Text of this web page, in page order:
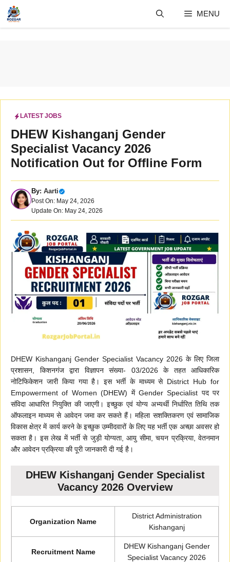
Skip
content
MENU
LATEST JOBS
DHEW Kishanganj Gender
Specialist Vacancy 2026
Notification Out for Offline Form
By: Aarti
Post On: May 24, 2026
Update On: May 24, 2026
DHEW Kishanganj Gender Specialist Vacancy 2026 के लिए जिला
प्रशासन, किशनगंज द्वारा विज्ञापन संख्या- 03/2026 के तहत आधिकारिक
नोटिफिकेशन जारी किया गया है। इस भर्ती के माध्यम से District Hub for
Empowerment of Women (DHEW) में Gender Specialist पद पर
संविदा आधारित नियुक्ति की जाएगी। इच्छुक एवं योग्य अभ्यर्थी निर्धारित तिथि तक
ऑफलाइन माध्यम से आवेदन जमा कर सकते हैं। महिला सशक्तिकरण एवं सामाजिक
विकास क्षेत्र में कार्य करने के इच्छुक उम्मीदवारों के लिए यह भर्ती एक अच्छा अवसर हो
सकता है। इस लेख में भर्ती से जुड़ी योग्यता, आयु सीमा, चयन प्रक्रिया, वेतनमान
और आवेदन प्रक्रिया की पूरी जानकारी दी गई है।
DHEW Kishanganj Gender Specialist
Vacancy 2026 Overview
Organization Name
District Administration
Kishanganj
Recruitment Name
DHEW Kishanganj Gender
Specialist Vacancy 2026